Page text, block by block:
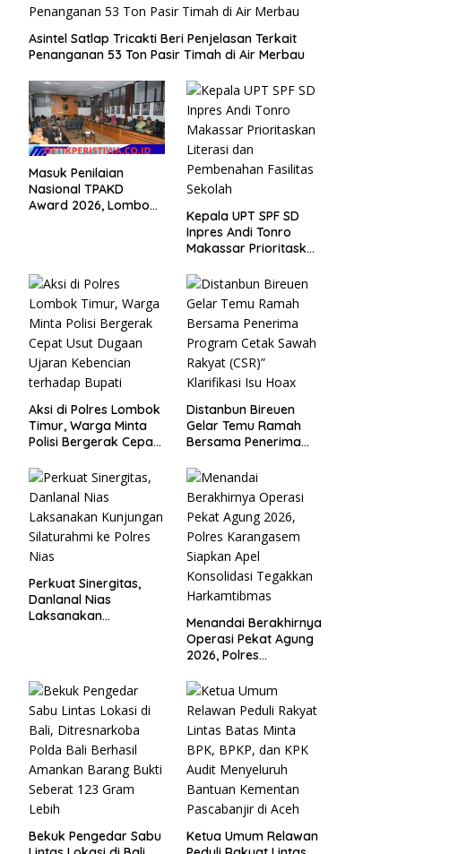
Asintel Satlap Tricakti Beri Penjelasan Terkait
Penanganan 53 Ton Pasir Timah di Air Merbau
Masuk Penilaian
Nasional TPAKD
Award 2026, Lombok
Kesejahteraan Warga
Kepala UPT SPF SD
Inpres Andi Tonro
Makassar Prioritaskan
Pembenahan Fasilitas
Sekolah
Aksi di Polres Lombok
Timur, Warga Minta
Polisi Bergerak Cepat
Kebencian terhadap
Bupati
Distanbun Bireuen
Gelar Temu Ramah
Bersama Penerima
Sawah Rakyat (CSR)”
Klarifikasi Isu Hoax
Perkuat Sinergitas,
Danlanal Nias
Laksanakan
Menandai Berakhirnya
Operasi Pekat Agung
2026, Polres
Apel Konsolidasi
Tegakkan
Harkamtibmas
Bekuk Pengedar Sabu
Ketua Umum Relawan